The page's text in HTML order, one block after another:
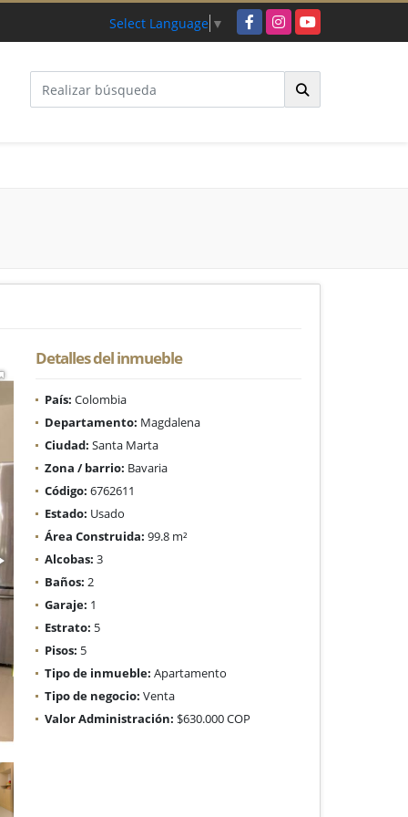
Select Language ▼ FacebookInstagramYouTube
Detalles del inmueble
País: Colombia
Departamento: Magdalena
Ciudad: Santa Marta
Zona / barrio: Bavaria
Código: 6762611
Estado: Usado
Área Construida: 99.8 m²
Alcobas: 3
Baños: 2
Garaje: 1
Estrato: 5
Pisos: 5
Tipo de inmueble: Apartamento
Tipo de negocio: Venta
Valor Administración: $630.000 COP